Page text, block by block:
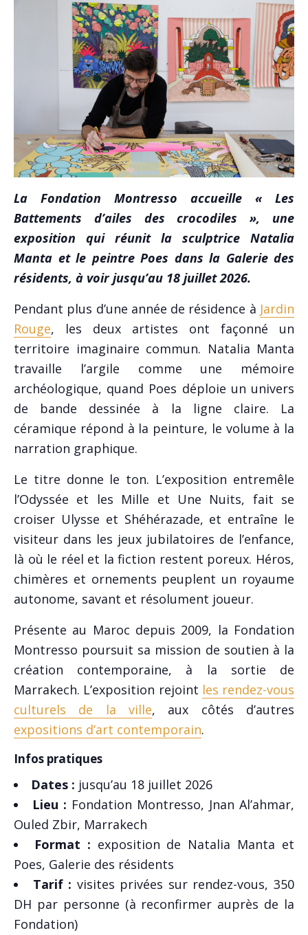
La Fondation Montresso accueille « Les
Battements d’ailes des crocodiles », une
exposition qui réunit la sculptrice Natalia
Manta et le peintre Poes dans la Galerie des
résidents, à voir jusqu’au 18 juillet 2026.
Pendant plus d’une année de résidence à Jardin
Rouge, les deux artistes ont façonné un
territoire imaginaire commun. Natalia Manta
travaille l’argile comme une mémoire
archéologique, quand Poes déploie un univers
de bande dessinée à la ligne claire. La
céramique répond à la peinture, le volume à la
narration graphique.
Le titre donne le ton. L’exposition entremêle
l’Odyssée et les Mille et Une Nuits, fait se
croiser Ulysse et Shéhérazade, et entraîne le
visiteur dans les jeux jubilatoires de l’enfance,
là où le réel et la fiction restent poreux. Héros,
chimères et ornements peuplent un royaume
autonome, savant et résolument joueur.
Présente au Maroc depuis 2009, la Fondation
Montresso poursuit sa mission de soutien à la
création contemporaine, à la sortie de
Marrakech. L’exposition rejoint les rendez-vous
culturels de la ville, aux côtés d’autres
expositions d’art contemporain.
Infos pratiques
Dates : jusqu’au 18 juillet 2026
Lieu : Fondation Montresso, Jnan Al’ahmar,
Ouled Zbir, Marrakech
Format : exposition de Natalia Manta et
Poes, Galerie des résidents
Tarif : visites privées sur rendez-vous, 350
DH par personne (à reconfirmer auprès de la
Fondation)